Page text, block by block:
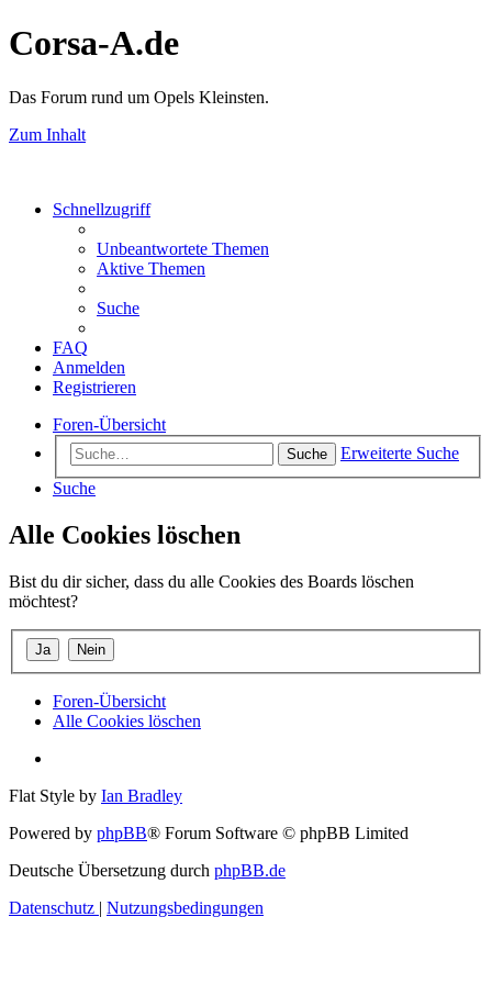
Corsa-A.de
Das Forum rund um Opels Kleinsten.
Zum Inhalt
Schnellzugriff
Unbeantwortete Themen
Aktive Themen
Suche
FAQ
Anmelden
Registrieren
Foren-Übersicht
Suche
Erweiterte Suche
Suche
Alle Cookies löschen
Bist du dir sicher, dass du alle Cookies des Boards löschen
möchtest?
Foren-Übersicht
Alle Cookies löschen
Flat Style by Ian Bradley
Powered by phpBB® Forum Software © phpBB Limited
Deutsche Übersetzung durch phpBB.de
Datenschutz | Nutzungsbedingungen